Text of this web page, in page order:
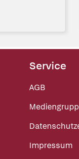
Service
AGB
Impressum